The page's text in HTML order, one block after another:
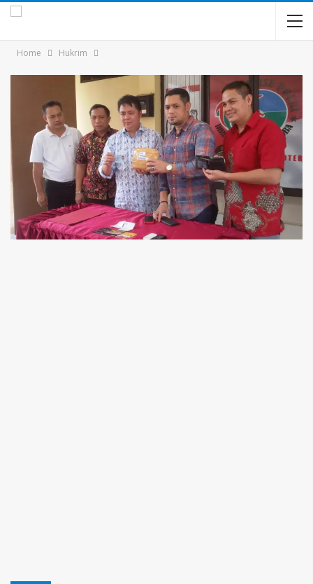
Home Hukrim